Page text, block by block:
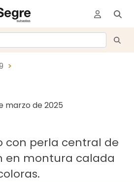
marzo de 2025
con perla central de
en montura calada